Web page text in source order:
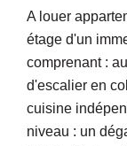
A louer
étage d'un
comprenant :
d'escalier en
cuisine
niveau : un